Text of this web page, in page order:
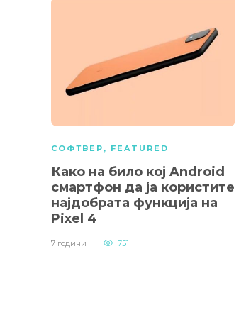
СОФТВЕР , FEATURED
Како на било кој Android
смартфон да ја користите
најдобрата функција на
Pixel 4
7 години 751